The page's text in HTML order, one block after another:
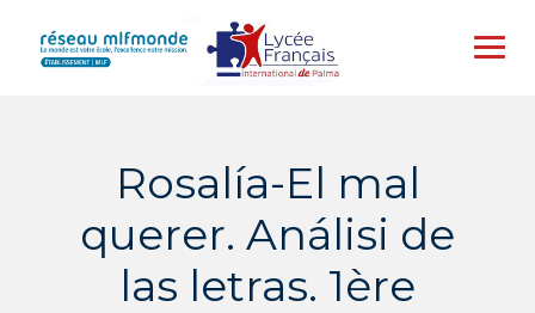
content
Rosalía-El mal
querer. Análisi de
las letras. 1ère